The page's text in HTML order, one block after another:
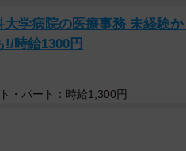
学病院の医療事務 未経験
!/時給1300円
・パート：時給1,300円